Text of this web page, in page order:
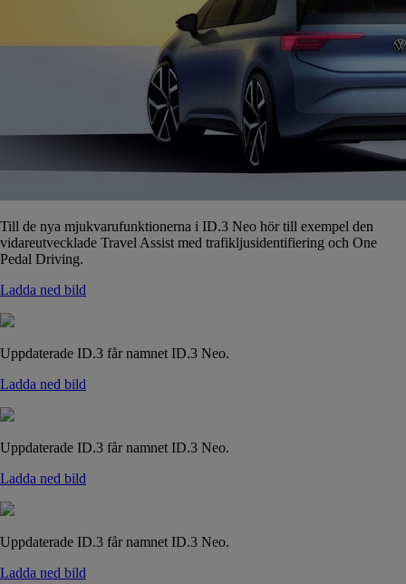
Till de nya mjukvarufunktionerna i ID.3 Neo hör till exempel den
vidareutvecklade Travel Assist med trafikljusidentifiering och One
Pedal Driving.
Ladda ned bild
Uppdaterade ID.3 får namnet ID.3 Neo.
Ladda ned bild
Uppdaterade ID.3 får namnet ID.3 Neo.
Ladda ned bild
Uppdaterade ID.3 får namnet ID.3 Neo.
Ladda ned bild